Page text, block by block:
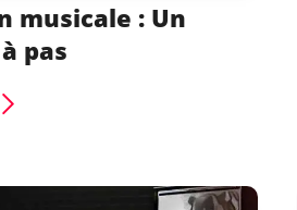
musicale : Un
pas